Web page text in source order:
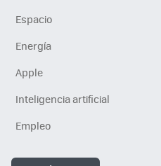
Espacio
Energía
Apple
Inteligencia artificial
Empleo